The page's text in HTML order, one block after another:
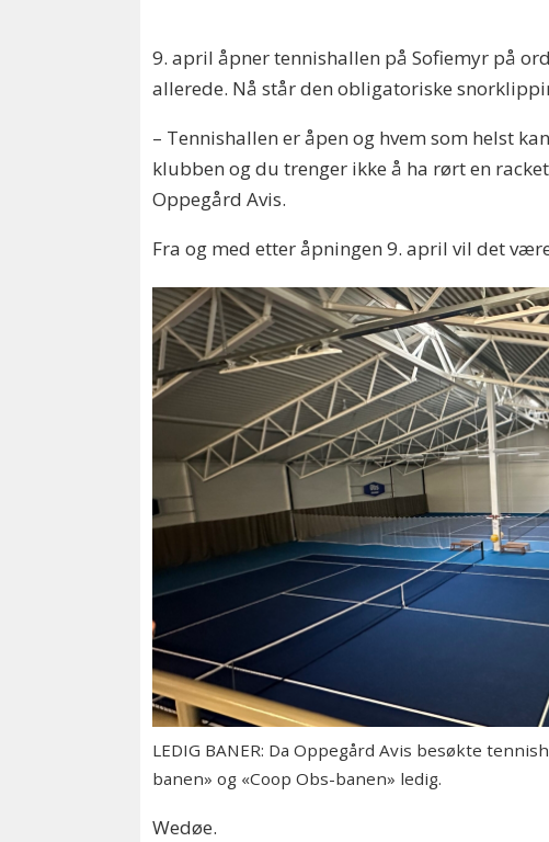
9. april åpner tennishallen på Sofiemyr på
allerede. Nå står den obligatoriske
– Tennishallen er åpen og hvem som helst
klubben og du trenger ikke å ha rørt en
Oppegård Avis.
Fra og med etter åpningen 9. april vil det
LEDIG BANER: Da Oppegård Avis besøkte
banen» og «Coop Obs-banen» ledig.
Wedøe.